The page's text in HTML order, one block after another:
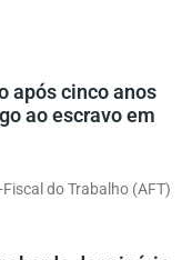
após cinco anos
ao escravo em
do Trabalho (AFT)